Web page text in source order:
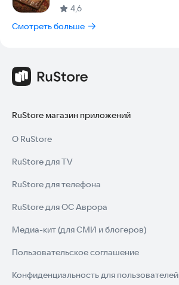
4,6
Смотреть больше
RuStore магазин приложений
О RuStore
RuStore для TV
RuStore для телефона
RuStore для ОС Аврора
Медиа-кит (для СМИ и блогеров)
Пользовательское соглашение
Конфиденциальность для пользователей